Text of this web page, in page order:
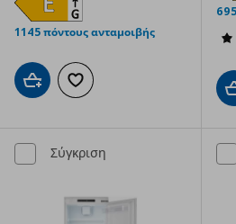
1145 πόντους ανταμοιβής
Προσθήκη στο καλάθι
Προσθήκη στα αγαπημένα
Σύγκριση